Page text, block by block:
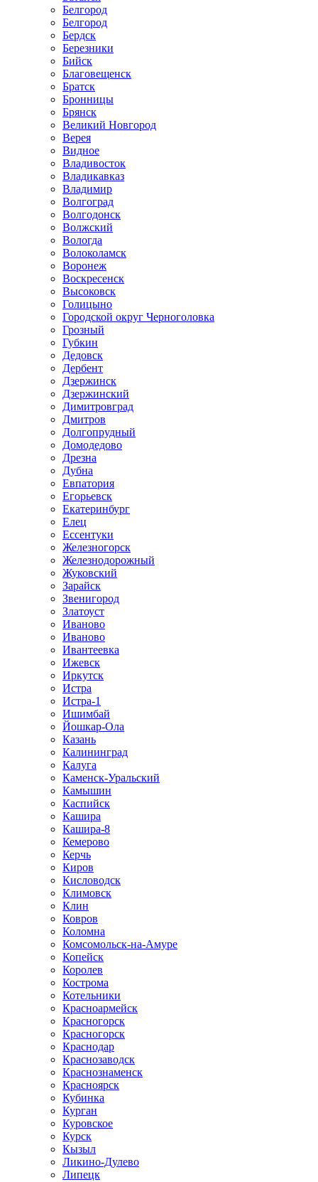
Белгород
Белгород
Бердск
Березники
Бийск
Благовещенск
Братск
Бронницы
Брянск
Великий Новгород
Верея
Видное
Владивосток
Владикавказ
Владимир
Волгоград
Волгодонск
Волжский
Вологда
Волоколамск
Воронеж
Воскресенск
Высоковск
Голицыно
Городской округ Черноголовка
Грозный
Губкин
Дедовск
Дербент
Дзержинск
Дзержинский
Димитровград
Дмитров
Долгопрудный
Домодедово
Дрезна
Дубна
Евпатория
Егорьевск
Екатеринбург
Елец
Ессентуки
Железногорск
Железнодорожный
Жуковский
Зарайск
Звенигород
Златоуст
Иваново
Иваново
Ивантеевка
Ижевск
Иркутск
Истра
Истра-1
Ишимбай
Йошкар-Ола
Казань
Калининград
Калуга
Каменск-Уральский
Камышин
Каспийск
Кашира
Кашира-8
Кемерово
Керчь
Киров
Кисловодск
Климовск
Клин
Ковров
Коломна
Комсомольск-на-Амуре
Копейск
Королев
Кострома
Котельники
Красноармейск
Красногорск
Красногорск
Краснодар
Краснозаводск
Краснознаменск
Красноярск
Кубинка
Курган
Куровское
Курск
Кызыл
Ликино-Дулево
Липецк